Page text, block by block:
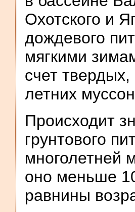
Охотского и
дождевого
мягкими
счет
летних
Происходит
грунтового
многолетней
оно меньше
равнины